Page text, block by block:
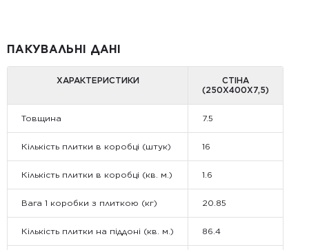
ПАКУВАЛЬНІ ДАНІ
ХАРАКТЕРИСТИКИ
СТІНА
(250X400X7,5)
Товщина 7.5
Кількість плитки в коробці (штук) 16
Кількість плитки в коробці (кв. м.) 1.6
Вага 1 коробки з плиткою (кг) 20.85
Кількість плитки на піддоні (кв. м.) 86.4